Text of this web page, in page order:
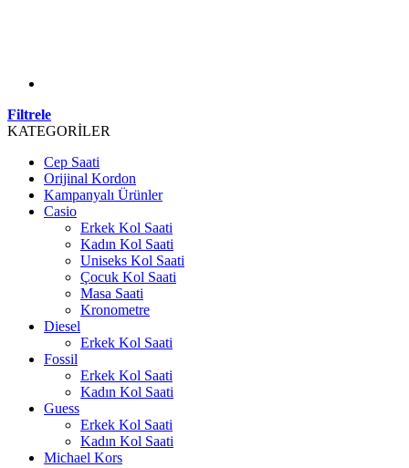
Filtrele
KATEGORİLER
Cep Saati
Orijinal Kordon
Kampanyalı Ürünler
Casio
Erkek Kol Saati
Kadın Kol Saati
Uniseks Kol Saati
Çocuk Kol Saati
Masa Saati
Kronometre
Diesel
Erkek Kol Saati
Fossil
Erkek Kol Saati
Kadın Kol Saati
Guess
Erkek Kol Saati
Kadın Kol Saati
Michael Kors